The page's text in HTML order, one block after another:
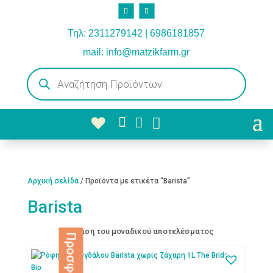
Τηλ: 2311279142 | 6986181857
mail: info@matzikfarm.gr
Products
search
  
Αρχική σελίδα/ Προϊόντα με ετικέτα “Barista”
Barista
Εμφάνιση του μοναδικού αποτελέσματος